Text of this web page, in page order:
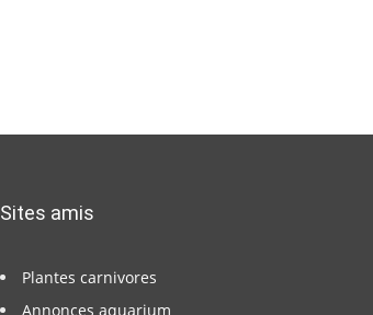
Sites amis
Plantes carnivores
Annonces aquarium